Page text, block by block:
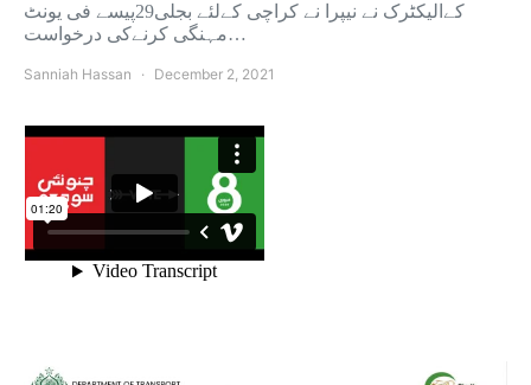
کےالیکٹرک نے نیپرا نے کراچی کےلئے بجلی29پیسے فی یونٹ
مہنگی کرنےکی درخواست…
Sanniah Hassan December 2, 2021